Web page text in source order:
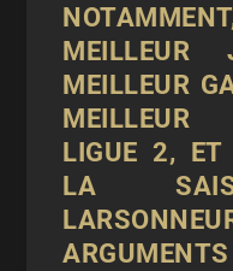
MEILLEUR
MEILLEUR
LIGUE 2, ET
LA